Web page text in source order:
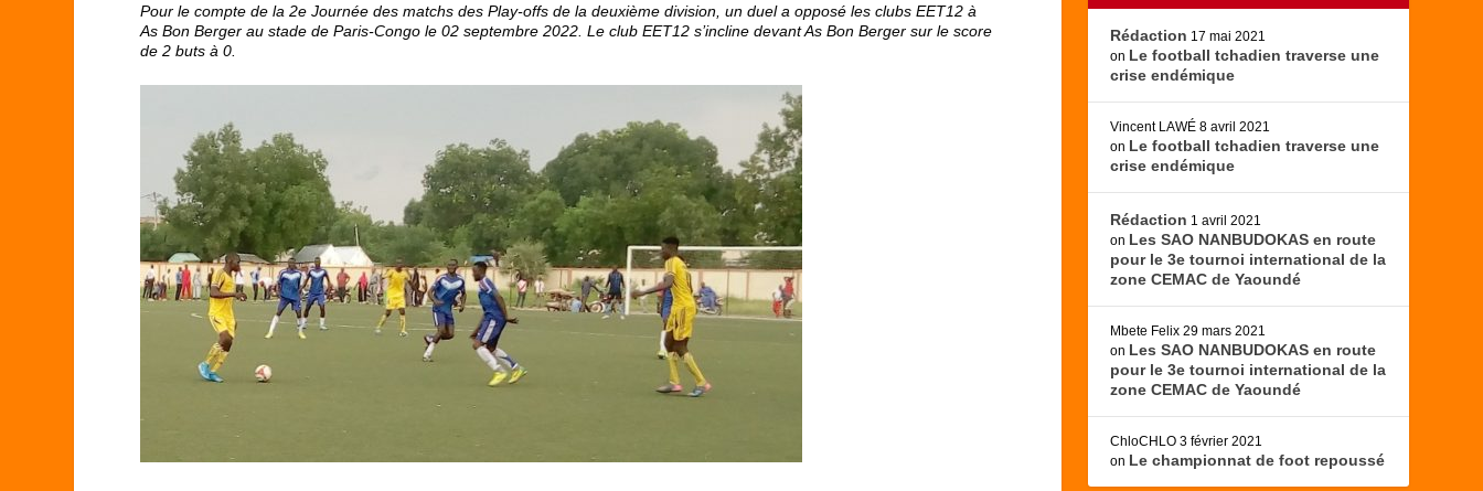
Pour le compte de la 2e Journée des matchs des Play-offs de la deuxième division, un duel a opposé les clubs EET12 à
As Bon Berger au stade de Paris-Congo le 02 septembre 2022. Le club EET12 s’incline devant As Bon Berger sur le score
de 2 buts à 0.
Rédaction 17 mai 2021
on Le football tchadien traverse une
crise endémique
Vincent LAWÉ 8 avril 2021
on Le football tchadien traverse une
crise endémique
Rédaction 1 avril 2021
on Les SAO NANBUDOKAS en route
pour le 3e tournoi international de la
zone CEMAC de Yaoundé
Mbete Felix 29 mars 2021
on Les SAO NANBUDOKAS en route
pour le 3e tournoi international de la
zone CEMAC de Yaoundé
ChloCHLO 3 février 2021
on Le championnat de foot repoussé